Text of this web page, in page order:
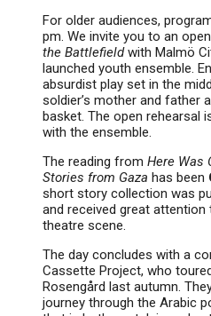
For older audiences,
pm. We invite you to an
the Battlefieldwith Malmö
launched youth ensemble.
absurdist play set in the
soldier’s mother and father
basket. The open rehearsal
with the ensemble.
The reading from Here Was
Stories from Gaza has been
short story collection was
and received great
theatre scene.
The day concludes with a
Cassette Project, who
Rosengård last autumn.
journey through the Arabic